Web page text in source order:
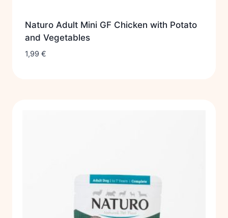
Naturo Adult Mini GF Chicken with Potato
and Vegetables
1,99 €